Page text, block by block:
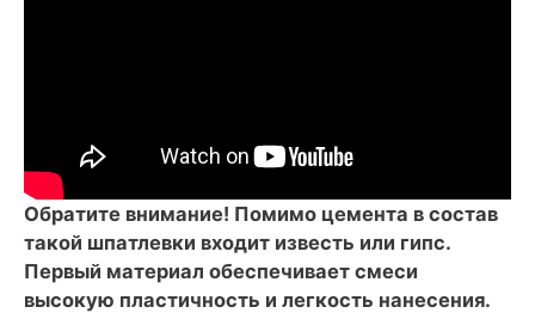
Обратите внимание! Помимо цемента в состав
такой шпатлевки входит известь или гипс.
Первый материал обеспечивает смеси
высокую пластичность и легкость нанесения.